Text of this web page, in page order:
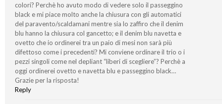
colori? Perchè ho avuto modo di vedere solo il passeggino
black e mi piace molto anche la chiusura con gli automatici
del paravento/scaldamani mentre sia lo zaffiro che il denim
blu hanno la chiusura col gancetto; e il denim blu navetta e
ovetto che io ordinerei tra un paio di mesi non sarà più
difettoso come i precedenti? Mi conviene ordinare il trio o i
pezzi singoli come nel depliant “liberi di scegliere”? Perchè a
oggi ordinerei ovetto e navetta blu e passeggino black…
Grazie per la risposta!
Reply